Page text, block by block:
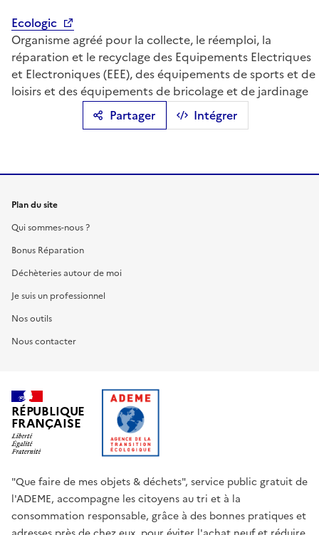
Partager Intégrer
Ecologic
Organisme agréé pour la collecte, le réemploi, la
réparation et le recyclage des Equipements Electriques
et Electroniques (EEE), des équipements de sports et de
loisirs et des équipements de bricolage et de jardinage
Plan du site
Qui sommes-nous ?
Bonus Réparation
Déchèteries autour de moi
Je suis un professionnel
Nos outils
Nous contacter
RÉPUBLIQUE
FRANÇAISE
"Que faire de mes objets & déchets", service public gratuit de
l'ADEME, accompagne les citoyens au tri et à la
consommation responsable, grâce à des bonnes pratiques et